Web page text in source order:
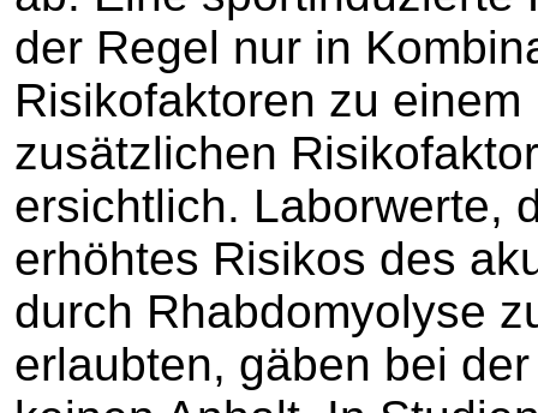
der Regel nur in
Risikofaktoren zu
zusätzlichen
ersichtlich. Laborwerte,
erhöhtes Risikos des
durch Rhabdomyolyse
erlaubten, gäben bei